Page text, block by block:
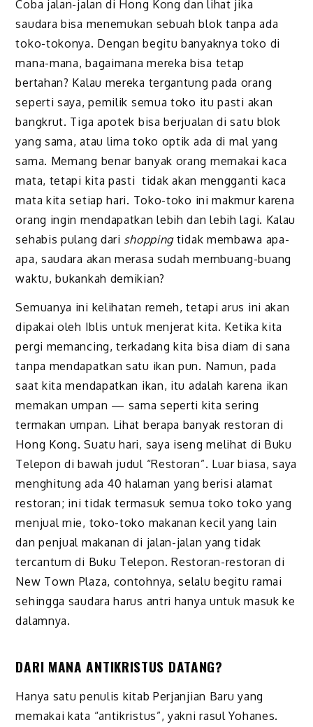
Coba jalan-jalan di Hong Kong dan lihat jika
saudara bisa menemukan sebuah blok tanpa ada
toko-tokonya. Dengan begitu banyaknya toko di
mana-mana, bagaimana mereka bisa tetap
bertahan? Kalau mereka tergantung pada orang
seperti saya, pemilik semua toko itu pasti akan
bangkrut. Tiga apotek bisa berjualan di satu blok
yang sama, atau lima toko optik ada di mal yang
sama. Memang benar banyak orang memakai kaca
mata, tetapi kita pasti tidak akan mengganti kaca
mata kita setiap hari. Toko-toko ini makmur karena
orang ingin mendapatkan lebih dan lebih lagi. Kalau
sehabis pulang dari shoppingtidak membawa apa-
apa, saudara akan merasa sudah membuang-buang
waktu, bukankah demikian?
Semuanya ini kelihatan remeh, tetapi arus ini akan
dipakai oleh Iblis untuk menjerat kita. Ketika kita
pergi memancing, terkadang kita bisa diam di sana
tanpa mendapatkan satu ikan pun. Namun, pada
saat kita mendapatkan ikan, itu adalah karena ikan
memakan umpan — sama seperti kita sering
termakan umpan. Lihat berapa banyak restoran di
Hong Kong. Suatu hari, saya iseng melihat di Buku
Telepon di bawah judul “Restoran”. Luar biasa, saya
menghitung ada 40 halaman yang berisi alamat
restoran; ini tidak termasuk semua toko toko yang
menjual mie, toko-toko makanan kecil yang lain
dan penjual makanan di jalan-jalan yang tidak
tercantum di Buku Telepon. Restoran-restoran di
New Town Plaza, contohnya, selalu begitu ramai
sehingga saudara harus antri hanya untuk masuk ke
dalamnya.
DARI MANA ANTIKRISTUS DATANG?
Hanya satu penulis kitab Perjanjian Baru yang
memakai kata “antikristus”, yakni rasul Yohanes.